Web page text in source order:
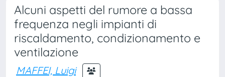
Alcuni aspetti del rumore a bassa
frequenza negli impianti di
riscaldamento, condizionamento e
ventilazione
MAFFEI, Luigi